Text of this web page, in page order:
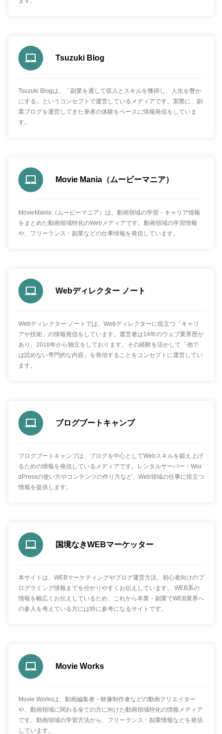
Tsuzuki Blog
Tsuzuki Blogは、「副業を通して収入とスキルを獲得し、人生を豊か
にする」というコンセプトで運営しているメディアです。実際に、副
業ブログを運営してきた筆者の体験をベースに情報発信をしていま
す。
Movie Mania（ムービーマニア）
MovieMania（ムービーマニア）は、動画領域の学習・キャリア情報
をまとめた動画領域特化のWebメディアです。動画領域の学習情報
や、フリーランス・副業などの仕事情報を発信しています。
Webディレクター ノート
Webディレクター ノートでは、Webディレクターに役立つ「キャリ
アや技術」の情報発信をしています。運営者は14年のウェブ業界歴が
あり、2016年から独立をしております。その経験を活かして「他で
は読めない専門的な内容」を発信することをコンセプトに運営してい
ます。
ブログブートキャンプ
ブログブートキャンプは、ブログを中心としてWebスキルを鍛え上げ
るための情報を発信しているメディアです。レンタルサーバー・Wor
dPressの使い方やコンテンツの作り方など、Web領域の仕事に役立つ
情報を提供します。
国境なきWEBマーケッター
本サイトは、WEBマーケティングやブログ運営方法、初心者向けのプ
ログラミング情報までを分かりやすくお伝えしています。 WEB系の
情報を幅広くお伝えしているため、これから本業・副業でWEB業界へ
の参入を考えている方には特に参考になるサイトです。
Movie Works
Movie Worksは、動画編集者・映像制作者などの動画クリエイター
や、動画領域に関わる全ての方に向けた動画領域特化の情報メディア
です。動画領域の学習方法から、フリーランス・副業情報などを発信
しています。